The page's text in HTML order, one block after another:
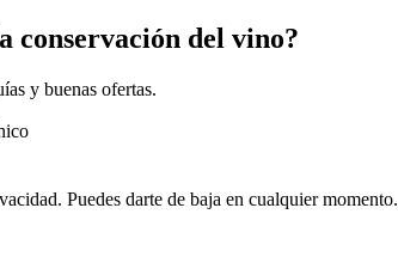
conservación del vino?
y buenas ofertas.
Puedes darte de baja en cualquier momento.